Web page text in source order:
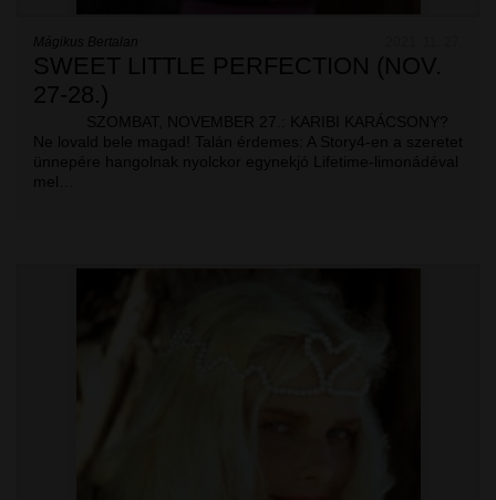
Mágikus Bertalan
SWEET LITTLE PERFECTION (NOV.
27-28.)
SZOMBAT, NOVEMBER 27.: KARIBI KARÁCSONY?
Ne lovald bele magad! Talán érdemes: A Story4-en a szeretet
ünnepére hangolnak nyolckor egynekjó Lifetime-limonádéval
mel…